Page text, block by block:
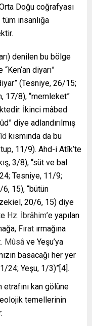
Doğu coğrafyası
insanlığa
denilen bu bölge
“Ken‘an diyarı”
(Tesniye, 26/15;
17/8), “memleket”
İkinci mâbed
diye adlandırılmış
kısmında da bu
11/9). Ahd-i Atîk’te
3/8), “süt ve bal
Tesniye, 11/9;
15), “bütün
20/6, 15) diye
Hz. İbrâhim’e yapılan
Fırat ırmağına
Mûsâ ve Yeşu’ya
basacağı her yer
24; Yeşu, 1/3)”[4].
etrafını kan gölüne
temellerinin